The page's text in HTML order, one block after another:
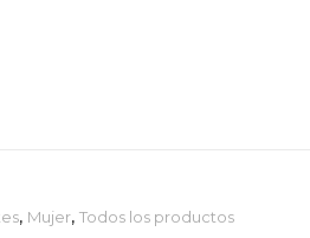
, Mujer, Todos los productos